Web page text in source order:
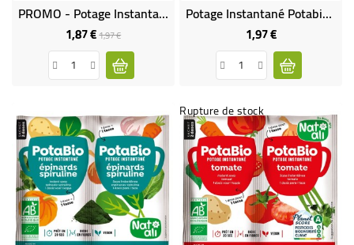
PROMO - Potage Instantané Potabio Potimarron BIO
1,87 €Prix
de
base
1,97 €Prix
Potage Instantané Potabio Panais BIO
1,97 €Prix
Rupture de stock